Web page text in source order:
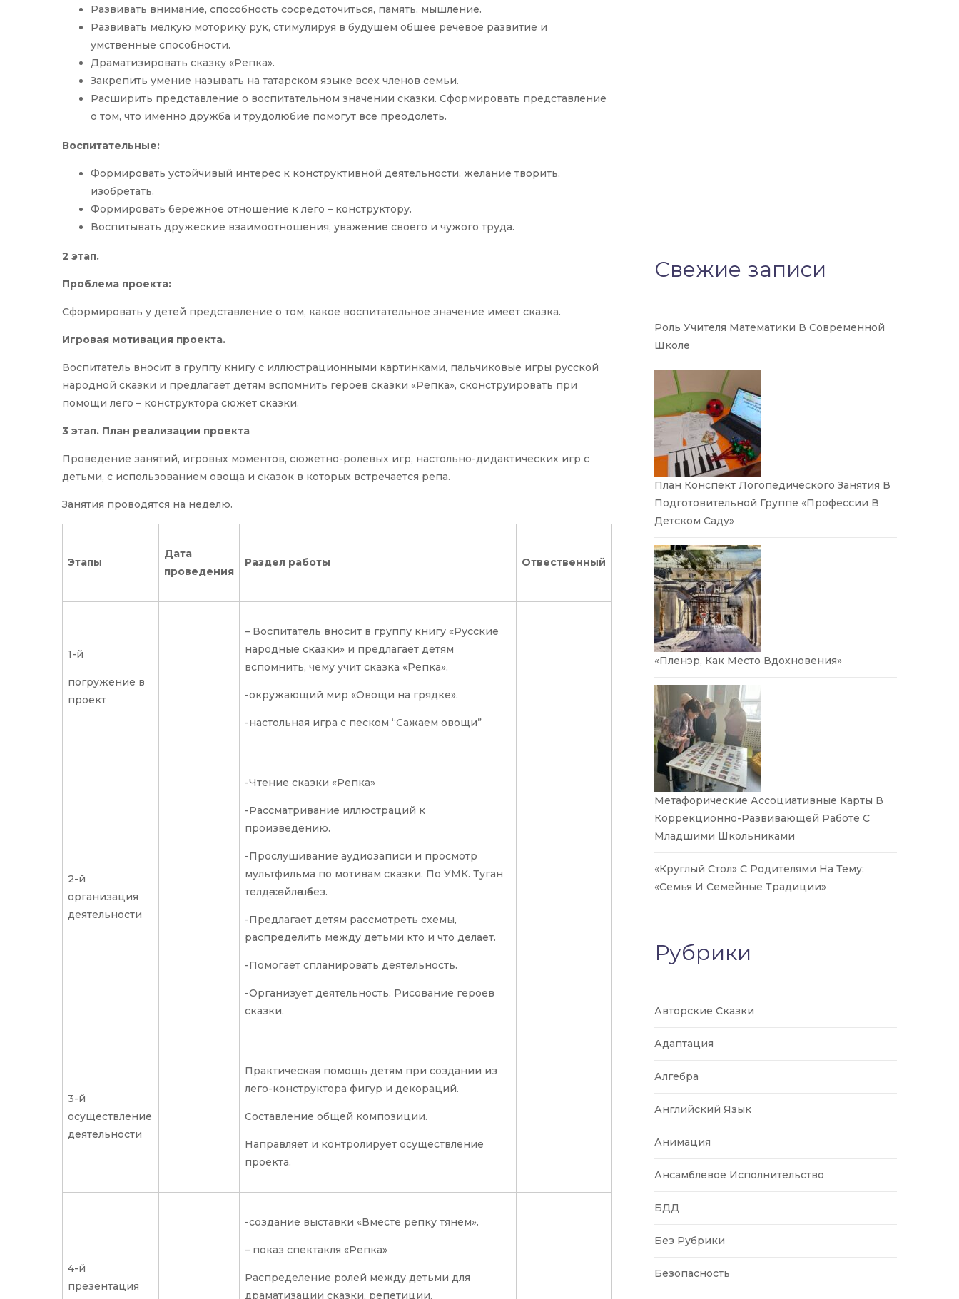
Развивать внимание, способность сосредоточиться, память, мышление.
Развивать мелкую моторику рук, стимулируя в будущем общее речевое развитие и
умственные способности.
Драматизировать сказку «Репка».
Закрепить умение называть на татарском языке всех членов семьи.
Расширить представление о воспитательном значении сказки. Сформировать представление
о том, что именно дружба и трудолюбие помогут все преодолеть.
Воспитательные:
Формировать устойчивый интерес к конструктивной деятельности, желание творить,
изобретать.
Формировать бережное отношение к лего – конструктору.
Воспитывать дружеские взаимоотношения, уважение своего и чужого труда.
2 этап.
Проблема проекта:
Сформировать у детей представление о том, какое воспитательное значение имеет сказка.
Игровая мотивация проекта.
Воспитатель вносит в группу книгу с иллюстрационными картинками, пальчиковые игры русской
народной сказки и предлагает детям вспомнить героев сказки «Репка», сконструировать при
помощи лего – конструктора сюжет сказки.
3 этап. План реализации проекта
Проведение занятий, игровых моментов, сюжетно-ролевых игр, настольно-дидактических игр с
детьми, с использованием овоща и сказок в которых встречается репа.
Занятия проводятся на неделю.
Этапы
Дата
проведения
Раздел работы Отвественный
1-й
погружение в
проект
– Воспитатель вносит в группу книгу «Русские
народные сказки» и предлагает детям
вспомнить, чему учит сказка «Репка».
-окружающий мир «Овощи на грядке».
-настольная игра с песком “Сажаем овощи”
2-й
организация
деятельности
-Чтение сказки «Репка»
-Рассматривание иллюстраций к
произведению.
-Прослушивание аудиозаписи и просмотр
мультфильма по мотивам сказки. По УМК. Туган
телдә сөйләшәбез.
-Предлагает детям рассмотреть схемы,
распределить между детьми кто и что делает.
-Помогает спланировать деятельность.
-Организует деятельность. Рисование героев
сказки.
3-й
осуществление
деятельности
Практическая помощь детям при создании из
лего-конструктора фигур и декораций.
Составление общей композиции.
Направляет и контролирует осуществление
проекта.
4-й
презентация
-создание выставки «Вместе репку тянем».
– показ спектакля «Репка»
Распределение ролей между детьми для
драматизации сказки, репетиции.
Свежие записи
Роль Учителя Математики В Современной
Школе
План Конспект Логопедического Занятия В
Подготовительной Группе «Профессии В
Детском Саду»
«Пленэр, Как Место Вдохновения»
Метафорические Ассоциативные Карты В
Коррекционно-Развивающей Работе С
Младшими Школьниками
«Круглый Стол» С Родителями На Тему:
«Семья И Семейные Традиции»
Рубрики
Авторские Сказки
Адаптация
Алгебра
Английский Язык
Анимация
Ансамблевое Исполнительство
БДД
Без Рубрики
Безопасность